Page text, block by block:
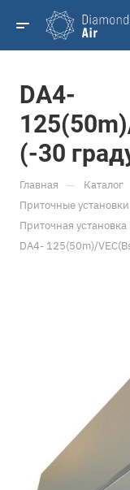
DA4-
(-30
Главная — Каталог
Приточные установки
Приточная
DA4- 125(50m)/